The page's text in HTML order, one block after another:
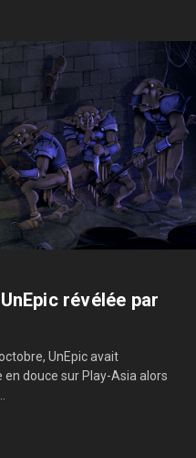
révélée par
UnEpic avait
douce sur Play-Asia alors